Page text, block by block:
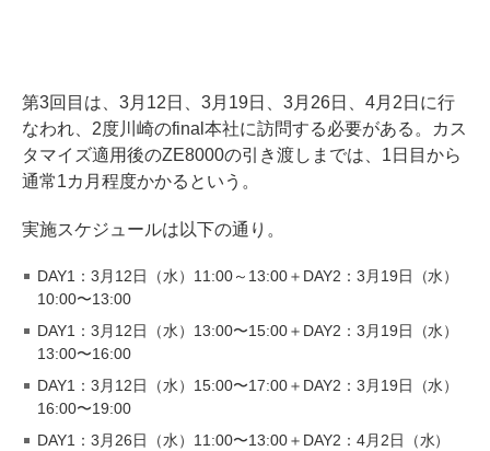
第3回目は、3月12日、3月19日、3月26日、4月2日に行
なわれ、2度川崎のfinal本社に訪問する必要がある。カス
タマイズ適用後のZE8000の引き渡しまでは、1日目から
通常1カ月程度かかるという。
実施スケジュールは以下の通り。
DAY1：3月12日（水）11:00～13:00＋DAY2：3月19日（水）
10:00〜13:00
DAY1：3月12日（水）13:00〜15:00＋DAY2：3月19日（水）
13:00〜16:00
DAY1：3月12日（水）15:00〜17:00＋DAY2：3月19日（水）
16:00〜19:00
DAY1：3月26日（水）11:00〜13:00＋DAY2：4月2日（水）